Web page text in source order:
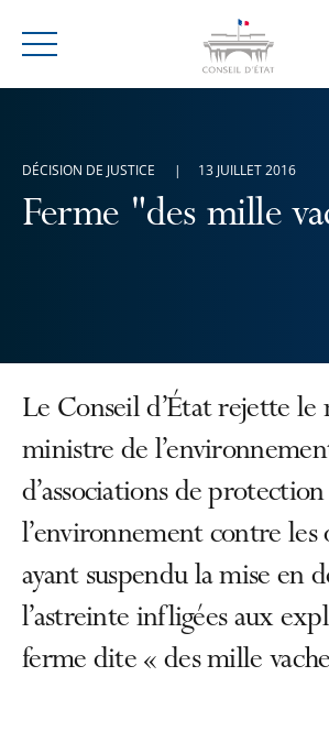
Menu
Ferme "des mille
DÉCISION DE JUSTICE 13 JUILLET 2016
Le Conseil d’État rejette le
ministre de
d’associations de
l’environnement contre les
ayant suspendu la mise en
l’astreinte infligées aux
ferme dite « des mille